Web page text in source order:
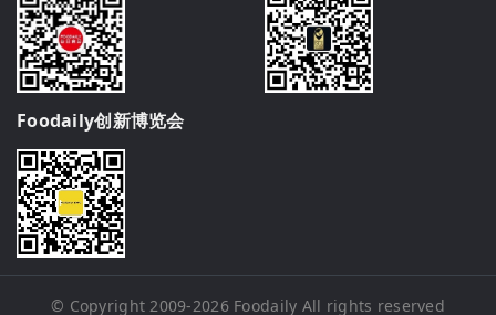
Foodaily创新博览会
© Copyright 2009-2026 Foodaily All rights reserved